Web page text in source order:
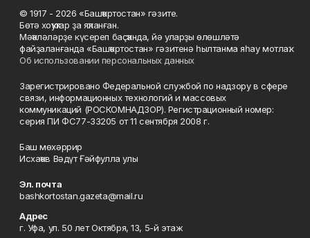
© 1917 - 2026 «Башҡортостан» гәзите.
Бөтә хоҡуҡтар ҙа яҡланған.
Мәҡәләләрҙе күсереп баҫҡанда, йә уларҙы өлөшләтә
файҙаланғанда «Башҡортостан» гәзитенә һылтанма яһау мотлаҡ.
Об использовании персональных данных
Зарегистрировано Федеральной службой по надзору в сфере
связи, информационных технологий и массовых
коммуникаций (РОСКОМНАДЗОР). Регистрационный номер:
серия ПИ ФС77-33205 от 11 сентября 2008 г.
Баш мөхәррир
Исхаҡов Вәдүт Ғәйфулла улы
Эл. почта
bashkortostan.gazeta@mail.ru
Адрес
г. Уфа, ул. 50 лет Октября, 13, 5-й этаж